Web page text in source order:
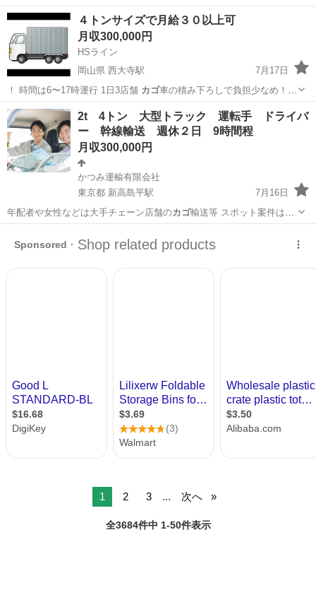
どの調理…
北海道 札幌市 その他
４トンサイズで月給３０以上可
月収300,000円
HSライン
岡山県 西大寺駅
7月17日
！ 時間は6〜17時運行 1日3店舗 カゴ車の積み下ろしで負担少なめ！
固定休み…
岡山 岡山市 西大寺駅 ドライバー トラック
2t 4トン 大型トラック 運転手 ドライバ
ー 幹線輸送 週休２日 9時間程
月収300,000円
かつみ運輸有限会社
東京都 新高島平駅
7月16日
年配者や女性などは大手チェーン店舗のカゴ輸送等 スポット案件は1
日2件パレ…
1 2 3 ... 次へ
全3684件中 1-50件表示